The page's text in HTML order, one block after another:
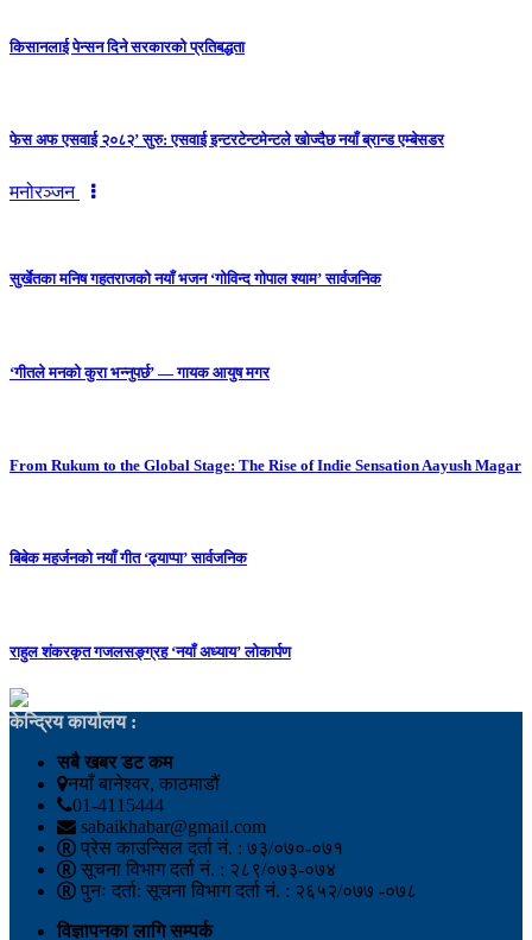
किसानलाई पेन्सन दिने सरकारको प्रतिबद्धता
फेस अफ एसवाई २०८२’ सुरु: एसवाई इन्टरटेन्टमेन्टले खोज्दैछ नयाँ ब्रान्ड एम्बेसडर
मनोरञ्जन
सुर्खेतका मनिष गहतराजको नयाँ भजन ‘गोविन्द गोपाल श्याम’ सार्वजनिक
‘गीतले मनको कुरा भन्नुपर्छ’ — गायक आयुष मगर
From Rukum to the Global Stage: The Rise of Indie Sensation Aayush Magar
बिबेक महर्जनको नयाँ गीत ‘ढ्याप्पा’ सार्वजनिक
राहुल शंकरकृत गजलसङ्ग्रह ‘नयाँ अध्याय’ लोकार्पण
केन्द्रिय कार्यालय :
सबै खबर डट कम
नयाँ बानेश्वर, काठमाडौं
01-4115444
sabaikhabar@gmail.com
प्रेस काउन्सिल दर्ता नं. : ७३/०७०-०७१
सूचना विभाग दर्ता नं. : २८९/०७३-०७४
पुनः दर्ता: सूचना विभाग दर्ता नं. : २६५२/०७७ -०७८
विज्ञापनका लागि सम्पर्क